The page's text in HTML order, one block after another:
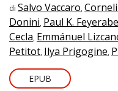
di Salvo Vaccaro,
Donini, Paul K.
Cecla, Emmánuel
Petitot, Ilya Prigogine,
EPUB